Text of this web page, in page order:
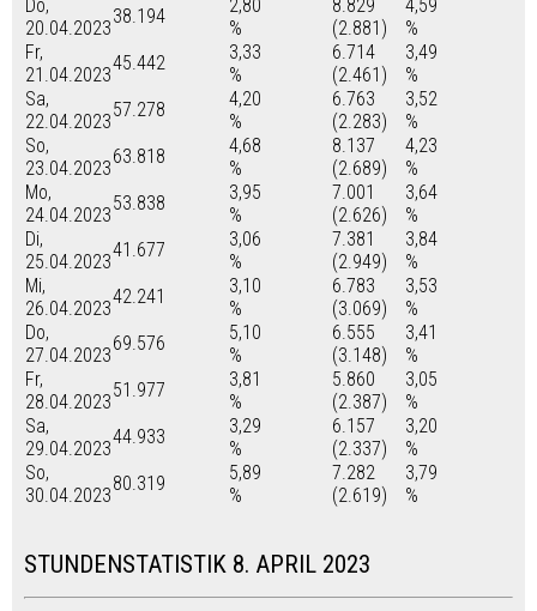
Do,
20.04.2023
38.194
2,80
%
8.829
(2.881)
4,59
%
Fr,
21.04.2023
45.442
3,33
%
6.714
(2.461)
3,49
%
Sa,
22.04.2023
57.278
4,20
%
6.763
(2.283)
3,52
%
So,
23.04.2023
63.818
4,68
%
8.137
(2.689)
4,23
%
Mo,
24.04.2023
53.838
3,95
%
7.001
(2.626)
3,64
%
Di,
25.04.2023
41.677
3,06
%
7.381
(2.949)
3,84
%
Mi,
26.04.2023
42.241
3,10
%
6.783
(3.069)
3,53
%
Do,
27.04.2023
69.576
5,10
%
6.555
(3.148)
3,41
%
Fr,
28.04.2023
51.977
3,81
%
5.860
(2.387)
3,05
%
Sa,
29.04.2023
44.933
3,29
%
6.157
(2.337)
3,20
%
So,
30.04.2023
80.319
5,89
%
7.282
(2.619)
3,79
%
STUNDENSTATISTIK 8. APRIL 2023